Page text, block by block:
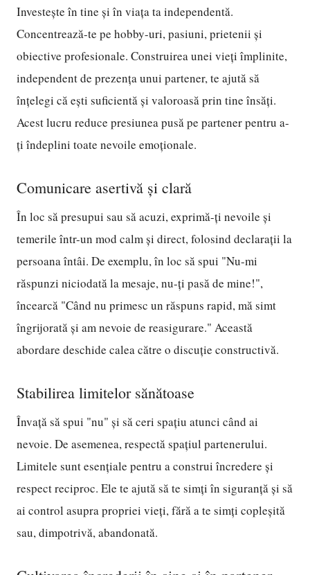
Investește în tine și în viața ta independentă.
Concentrează-te pe hobby-uri, pasiuni, prietenii și
obiective profesionale. Construirea unei vieți împlinite,
independent de prezența unui partener, te ajută să
înțelegi că ești suficientă și valoroasă prin tine însăți.
Acest lucru reduce presiunea pusă pe partener pentru a-
ți îndeplini toate nevoile emoționale.
Comunicare asertivă și clară
În loc să presupui sau să acuzi, exprimă-ți nevoile și
temerile într-un mod calm și direct, folosind declarații la
persoana întâi. De exemplu, în loc să spui "Nu-mi
răspunzi niciodată la mesaje, nu-ți pasă de mine!",
încearcă "Când nu primesc un răspuns rapid, mă simt
îngrijorată și am nevoie de reasigurare." Această
abordare deschide calea către o discuție constructivă.
Stabilirea limitelor sănătoase
Învață să spui "nu" și să ceri spațiu atunci când ai
nevoie. De asemenea, respectă spațiul partenerului.
Limitele sunt esențiale pentru a construi încredere și
respect reciproc. Ele te ajută să te simți în siguranță și să
ai control asupra propriei vieți, fără a te simți copleșită
sau, dimpotrivă, abandonată.